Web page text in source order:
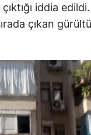
iddia
çıkan